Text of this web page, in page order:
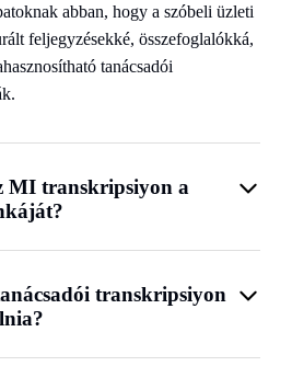
abban, hogy a szóbeli üzleti
feljegyzésekké, összefoglalókká,
tanácsadói
MI transkripsiyon a
transkripsiyon